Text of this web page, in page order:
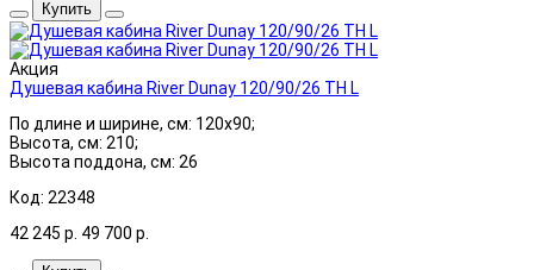
Купить
Акция
Душевая кабина River Dunay 120/90/26 ТН L
По длине и ширине, см: 120x90;
Высота, см: 210;
Высота поддона, см: 26
Код: 22348
42 245 р. 49 700 р.